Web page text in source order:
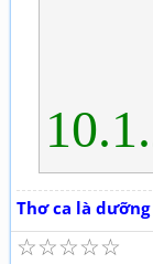
Thơ ca là
☆
☆
☆
☆
☆